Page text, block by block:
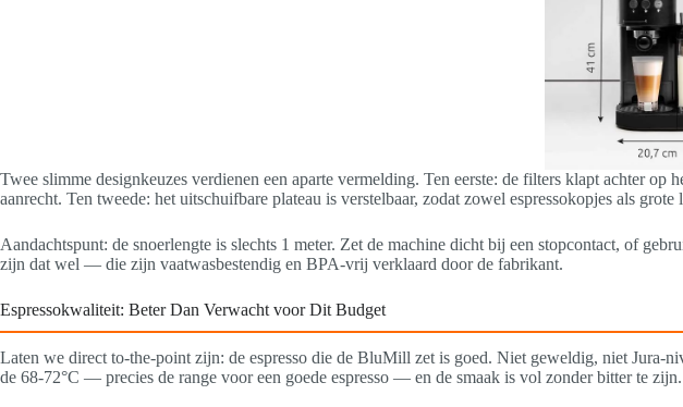
Twee slimme designkeuzes verdienen een aparte vermelding. Ten eerste: de filters klapt achter
aanrecht. Ten tweede: het uitschuifbare plateau is verstelbaar, zodat zowel espressokopjes als
Aandachtspunt: de snoerlengte is slechts 1 meter. Zet de machine dicht bij een stopcontact, of
zijn dat wel — die zijn vaatwasbestendig en BPA-vrij verklaard door de fabrikant.
Espressokwaliteit: Beter Dan Verwacht voor Dit Budget
Laten we direct to-the-point zijn: de espresso die de BluMill zet is goed. Niet geweldig, niet Jura-
de 68-72°C — precies de range voor een goede espresso — en de smaak is vol zonder bitter te zijn.